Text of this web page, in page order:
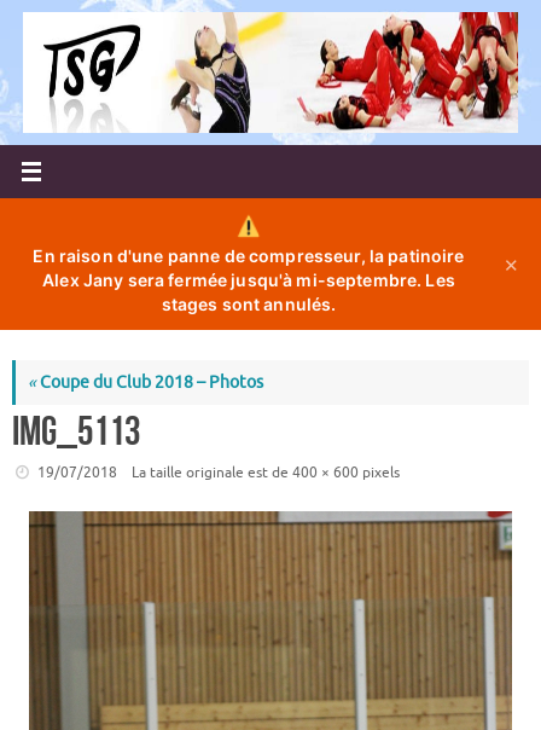
Passer
contenu
En raison d'une panne de compresseur, la patinoire
Alex Jany sera fermée jusqu'à mi-septembre. Les
stages sont annulés.
✕
«Coupe du Club 2018 – Photos
IMG_5113
19/07/2018 La taille originale est de 400 × 600 pixels